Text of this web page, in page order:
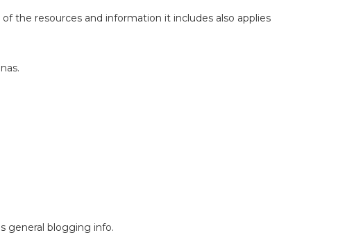
the resources and information it includes also applies
general blogging info.